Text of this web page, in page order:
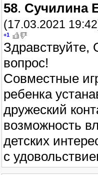
58. Сучилина
(17.03.2021
+1
Здравствуйте,
вопрос!
Совместные
ребенка
дружеский
возможность
детских
с